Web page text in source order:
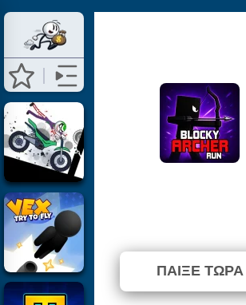
ΠΑΙΞΕ ΤΩΡΑ